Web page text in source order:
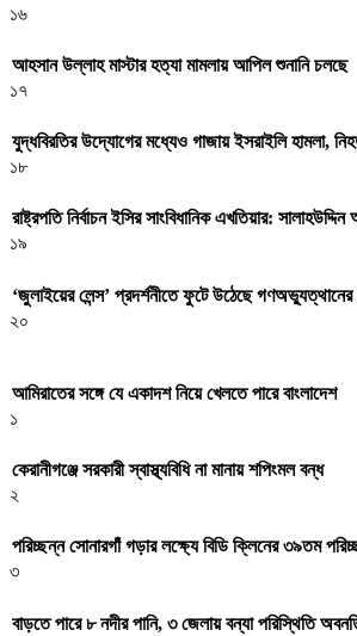
১৬
আহসান উল্লাহ মাস্টার হত্যা মামলায় আপিল শুনানি চলছে
১৭
যুদ্ধবিরতির উদ্যোগের মধ্যেও গাজায় ইসরাইলি হামলা,
১৮
রাষ্ট্রপতি নির্বাচন ইসির সাংবিধানিক এখতিয়ার:
১৯
‘জুলাইয়ের লেন্স’ প্রদর্শনীতে ফুটে উঠেছে গণঅভ্যুত্থানের
২০
আমিরাতের সঙ্গে যে একাদশ নিয়ে খেলতে পারে বাংলাদেশ
১
কেরানীগঞ্জে সরকারী স্বাস্থ্যবিধি না মানায় শপিংমল বন্ধ
২
পরিচ্ছন্ন সোনারগাঁ গড়ার লক্ষ্যে বিডি ক্লিনের ৩৯তম
৩
বাড়তে পারে ৮ নদীর পানি, ৩ জেলায় বন্যা পরিস্থিতি